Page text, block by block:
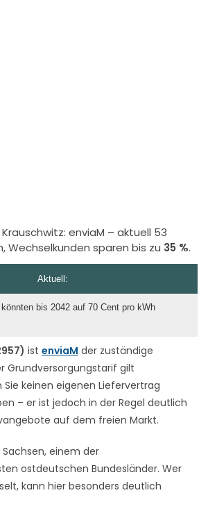
enviaM – aktuell 53
Wechselkunden sparen bis zu 35 %.
ist enviaM der zuständige
Grundversorgungstarif gilt
keinen eigenen Liefervertrag
– er ist jedoch in der Regel deutlich
auf dem freien Markt.
einem der
ostdeutschen Bundesländer. Wer
kann hier besonders deutlich
Aktuell:
bis 2042 auf 70 Cent pro kWh